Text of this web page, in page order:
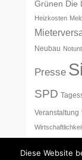
Grünen Die
Heizkosten
Neubau
Presse
SPD
Veranstaltung
Diese Website